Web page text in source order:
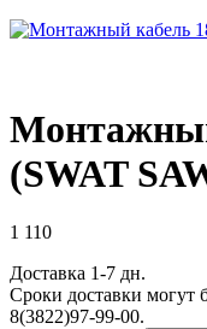
(SWAT
1 110
Доставка 1-7 дн.
Сроки доставки могут
8(3822)97-99-00.